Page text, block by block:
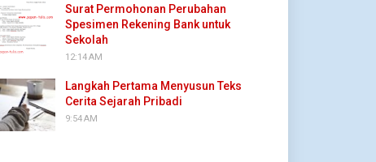
Surat Permohonan Perubahan
Spesimen Rekening Bank untuk
Sekolah
12:14 AM
Langkah Pertama Menyusun Teks
Cerita Sejarah Pribadi
9:54 AM